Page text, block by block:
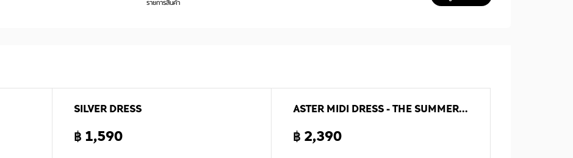
รายการสินค้า
SILVER DRESS
฿ 1,590
ASTER MIDI DRESS - THE SUMMER PROJECT
฿ 2,390